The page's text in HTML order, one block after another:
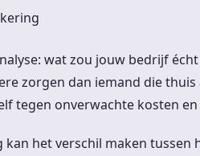
wat zou jouw bedrijf
zorgen dan iemand die
tegen onverwachte kosten
kan het verschil maken tussen